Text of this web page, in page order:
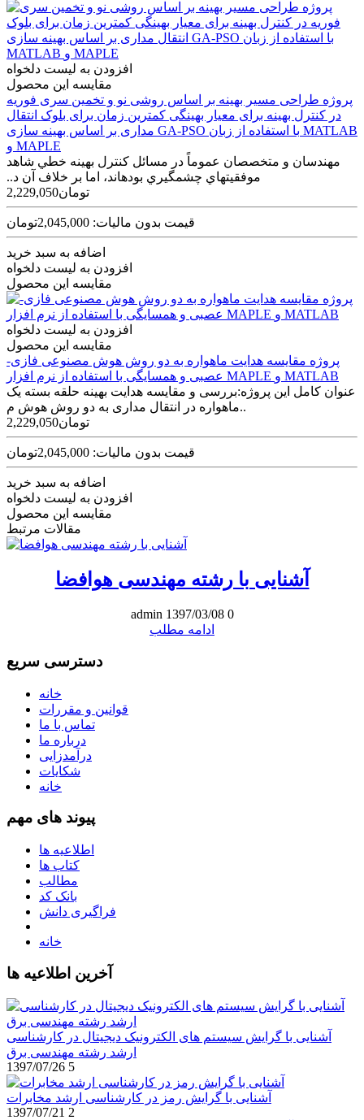
افزودن به لیست دلخواه
مقایسه این محصول
پروژه طراحی مسير بهينه بر اساس روشی نو و تخمين سری فوريه
در کنترل بهينه برای معيار بهينگی کمترين زمان برای بلوک انتقال
مداری بر اساس بهينه سازی GA-PSO با استفاده از زبان MATLAB
و MAPLE
مهندسان و متخصصان عموماً در مسائل کنترل بهينه خطي شاهد
موفقيت‫هاي چشمگيري بوده‫اند، اما بر خلاف آن د..
2,229,050تومان
قیمت بدون مالیات: 2,045,000تومان
اضافه به سبد خرید
افزودن به لیست دلخواه
مقایسه این محصول
افزودن به لیست دلخواه
مقایسه این محصول
پروژه مقايسه هدايت ماهواره به دو روش هوش مصنوعی فازی-
عصبی و همسايگی با استفاده از نرم افزار MAPLE و MATLAB
عنوان کامل این پروژه:بررسی و مقايسه هدايت بهينه حلقه بسته يک
ماهواره در انتقال مداری به دو روش هوش م..
2,229,050تومان
قیمت بدون مالیات: 2,045,000تومان
اضافه به سبد خرید
افزودن به لیست دلخواه
مقایسه این محصول
مقالات مرتبط
آشنایی با رشته مهندسی هوافضا
admin 1397/03/08 0
ادامه مطلب
دسترسی سریع
خانه
قوانین و مقررات
تماس با ما
درباره ما
درآمدزایی
شکایات
خانه
پیوند های مهم
اطلاعیه ها
کتاب ها
مطالب
بانک کد
فراگیری دانش
خانه
آخرین اطلاعیه ها
آشنایی با گرایش سیستم های الکترونیک دیجیتال در کارشناسی
ارشد رشته مهندسی برق
1397/07/26 5
آشنایی با گرایش رمز در کارشناسی ارشد مخابرات
1397/07/21 2